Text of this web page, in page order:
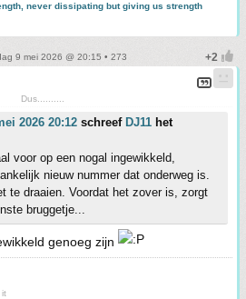
never dissipating but giving us strength
9 mei 2026 @ 20:15 • 273
Dus..........
2026 20:12 schreef DJ11 het
voor op een nogal ingewikkeld,
nieuw nummer dat onderweg is.
te draaien. Voordat het zover is, zorgt
bruggetje...
genoeg zijn
it